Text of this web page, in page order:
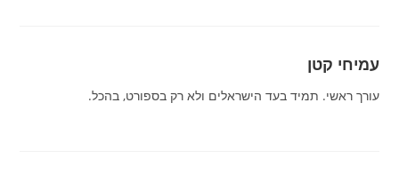
עמיחי קטן
עורך ראשי. תמיד בעד הישראלים ולא רק בספורט, בהכל.